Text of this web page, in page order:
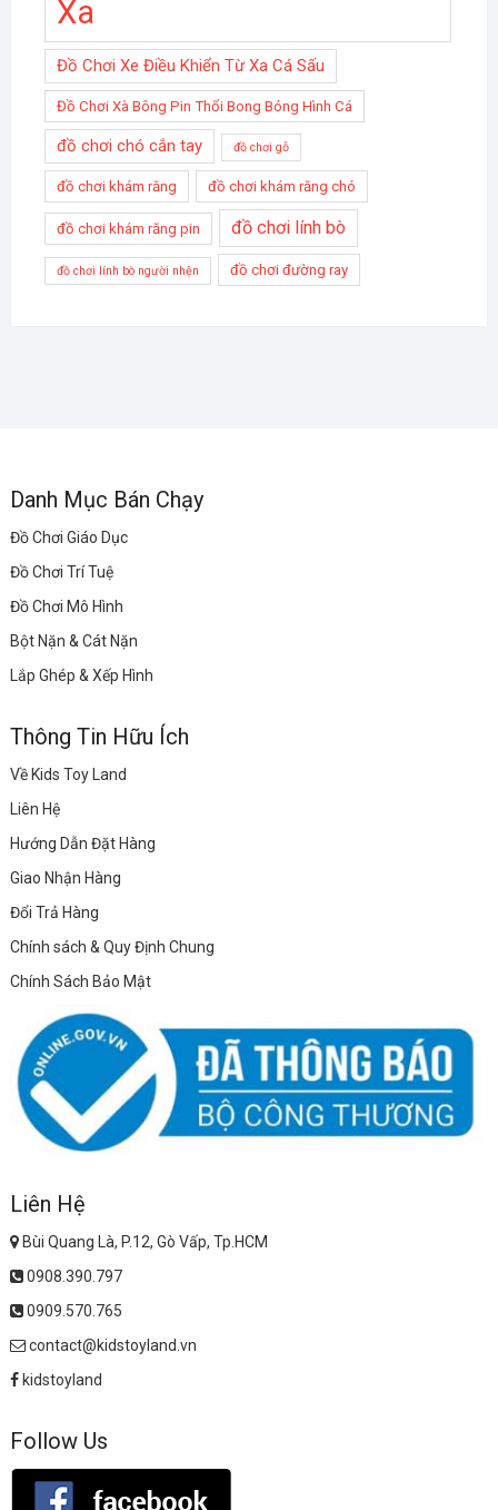
Xa
Đồ Chơi Xe Điều Khiển Từ Xa Cá Sấu
Đồ Chơi Xà Bông Pin Thổi Bong Bóng Hình Cá
đồ chơi chó cắn tay đồ chơi gỗ
đồ chơi khám răng đồ chơi khám răng chó
đồ chơi khám răng pin đồ chơi lính bò
đồ chơi lính bò người nhện đồ chơi đường ray
Danh Mục Bán Chạy
Đồ Chơi Giáo Dục
Đồ Chơi Trí Tuệ
Đồ Chơi Mô Hình
Bột Nặn & Cát Nặn
Lắp Ghép & Xếp Hình
Thông Tin Hữu Ích
Về Kids Toy Land
Liên Hệ
Hướng Dẫn Đặt Hàng
Giao Nhận Hàng
Đổi Trả Hàng
Chính sách & Quy Định Chung
Chính Sách Bảo Mật
Liên Hệ
Bùi Quang Là, P.12, Gò Vấp, Tp.HCM
0908.390.797
0909.570.765
contact@kidstoyland.vn
kidstoyland
Follow Us